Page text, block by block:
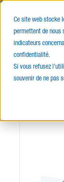
Ce site web stocke
permettent de nous
indicateurs
confidentialité.
Si vous refusez
souvenir de ne pas
Accueil